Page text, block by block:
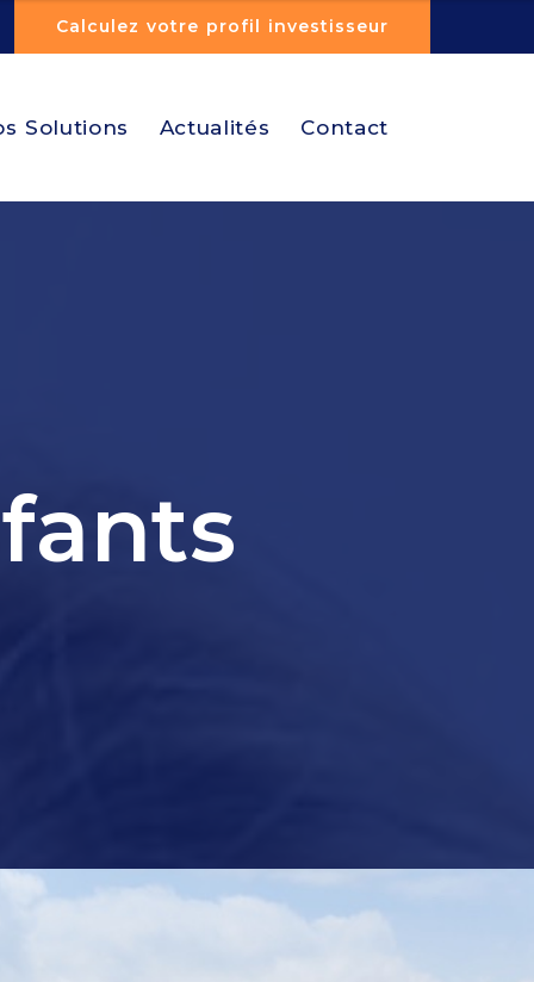
Calculez votre profil investisseur
Solutions Actualités Contact